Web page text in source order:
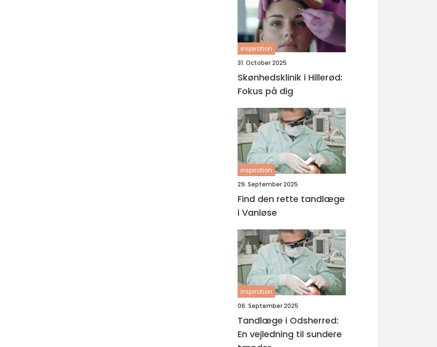
inspiration
31. October 2025
Skønhedsklinik i Hillerød:
Fokus på dig
inspiration
29. September 2025
Find den rette tandlæge
i Vanløse
inspiration
06. September 2025
Tandlæge i Odsherred:
En vejledning til sundere